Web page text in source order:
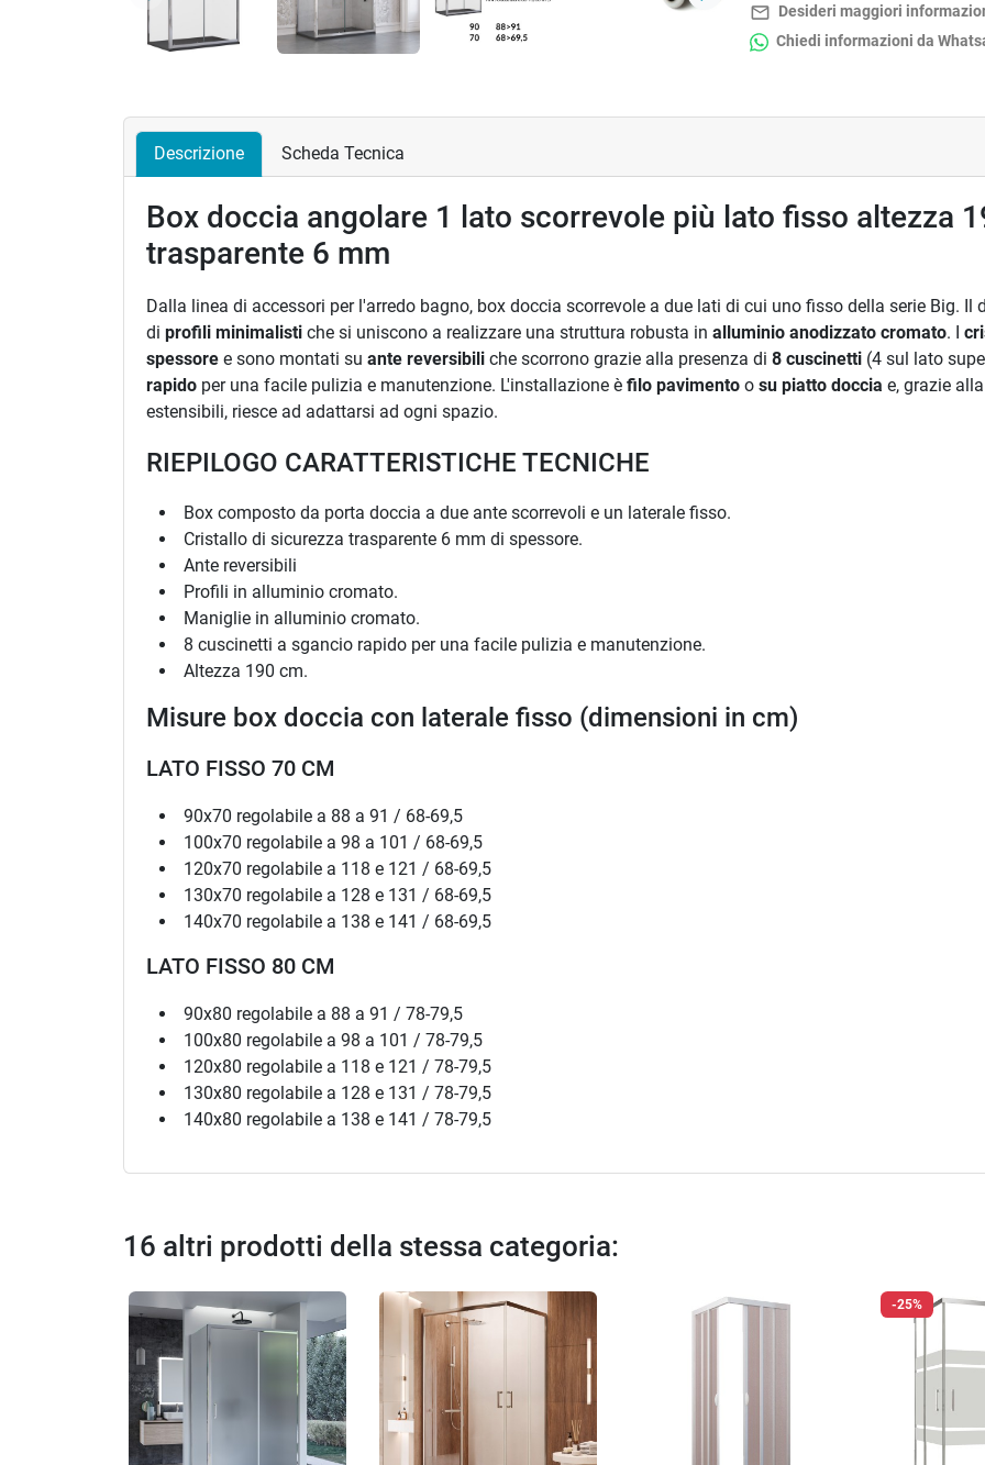
mail_outline Desideri maggiori
Chiedi informazioni da
Descrizione Scheda Tecnica
Box doccia angolare 1 lato scorrevole più lato fisso altezza
trasparente 6 mm
Dalla linea di accessori per l'arredo bagno, box doccia scorrevole a due lati di cui uno fisso della serie Big. Il
di profili minimalisti che si uniscono a realizzare una struttura robusta in alluminio anodizzato cromato. I
spessore e sono montati su ante reversibili che scorrono grazie alla presenza di 8 cuscinetti (4 sul lato
rapido per una facile pulizia e manutenzione. L'installazione è filo pavimento o su piatto doccia e, grazie
estensibili, riesce ad adattarsi ad ogni spazio.
RIEPILOGO CARATTERISTICHE TECNICHE
Box composto da porta doccia a due ante scorrevoli e un laterale fisso.
Cristallo di sicurezza trasparente 6 mm di spessore.
Ante reversibili
Profili in alluminio cromato.
Maniglie in alluminio cromato.
8 cuscinetti a sgancio rapido per una facile pulizia e manutenzione.
Altezza 190 cm.
Misure box doccia con laterale fisso (dimensioni in cm)
LATO FISSO 70 CM
90x70 regolabile a 88 a 91 / 68-69,5
100x70 regolabile a 98 a 101 / 68-69,5
120x70 regolabile a 118 e 121 / 68-69,5
130x70 regolabile a 128 e 131 / 68-69,5
140x70 regolabile a 138 e 141 / 68-69,5
LATO FISSO 80 CM
90x80 regolabile a 88 a 91 / 78-79,5
100x80 regolabile a 98 a 101 / 78-79,5
120x80 regolabile a 118 e 121 / 78-79,5
130x80 regolabile a 128 e 131 / 78-79,5
140x80 regolabile a 138 e 141 / 78-79,5
16 altri prodotti della stessa categoria:
-25%